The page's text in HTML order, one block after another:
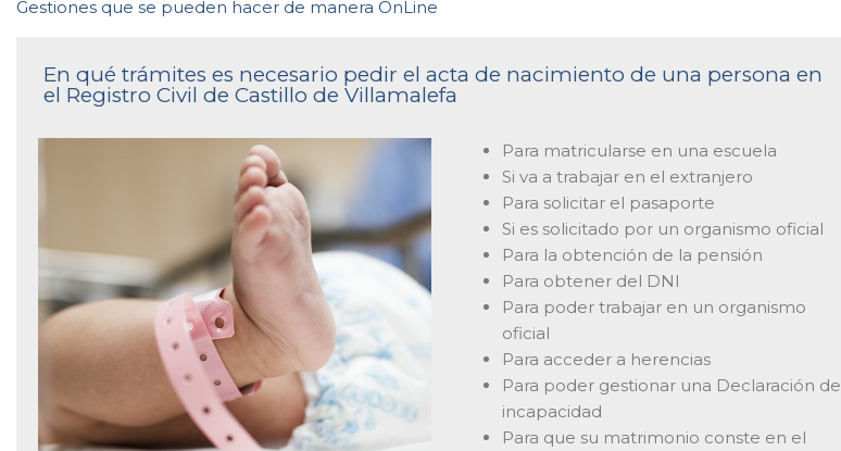
Gestiones que se pueden hacer de manera OnLine
En qué trámites es necesario pedir el acta de nacimiento de una persona en
el Registro Civil de Castillo de Villamalefa
Para matricularse en una escuela
Si va a trabajar en el extranjero
Para solicitar el pasaporte
Si es solicitado por un organismo oficial
Para la obtención de la pensión
Para obtener del DNI
Para poder trabajar en un organismo
oficial
Para acceder a herencias
Para poder gestionar una Declaración de
incapacidad
Para que su matrimonio conste en el